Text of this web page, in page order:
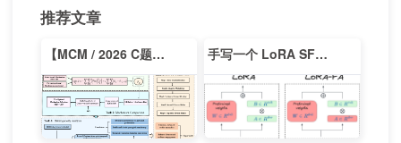
推荐文章
【MCM / 2026 C题】Data With The Stars 手写一个 LoRA SFT 微调